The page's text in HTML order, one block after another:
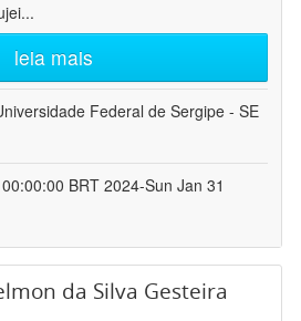
...
leia mais
Federal de Sergipe - SE
BRT 2024-Sun Jan 31
da Silva Gesteira